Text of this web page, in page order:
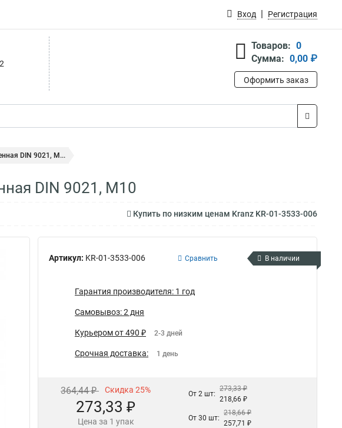
Вход Регистрация
Товаров: 0
Сумма: 0,00 ₽
Оформить заказ
DIN 9021, M...
DIN 9021, M10
Купить по низким ценам Kranz KR-01-3533-006
Артикул: KR-01-3533-006 Сравнить В наличии
Гарантия производителя: 1 год
Самовывоз: 2 дня
Курьером от 490 ₽ 2-3 дней
Срочная доставка: 1 день
364,44 ₽ Скидка 25%
273,33 ₽
Цена за 1 упак
От 2 шт:
273,33 ₽
218,66 ₽
От 30 шт:
218,66 ₽
257,71 ₽